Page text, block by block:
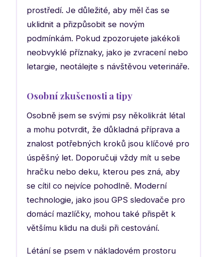
prostředí. Je důležité, aby měl čas se
uklidnit a přizpůsobit se novým
podmínkám. Pokud zpozorujete jakékoli
neobvyklé příznaky, jako je zvracení nebo
letargie, neotálejte s návštěvou veterináře.
Osobní zkušenosti a tipy
Osobně jsem se svými psy několikrát létal
a mohu potvrdit, že důkladná příprava a
znalost potřebných kroků jsou klíčové pro
úspěšný let. Doporučuji vždy mít u sebe
hračku nebo deku, kterou pes zná, aby
se cítil co nejvíce pohodlně. Moderní
technologie, jako jsou GPS sledovače pro
domácí mazlíčky, mohou také přispět k
většímu klidu na duši při cestování.
Létání se psem v nákladovém prostoru